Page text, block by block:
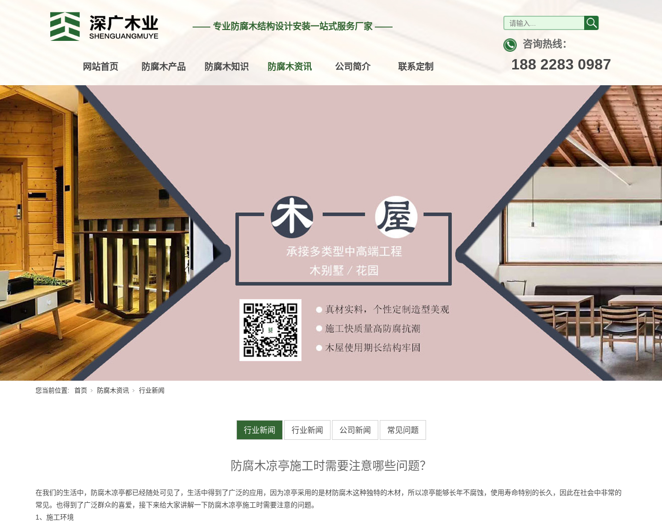
—— 专业防腐木结构设计安装一站式服务厂家 ——
网站首页 防腐木产品 防腐木知识 防腐木资讯 公司简介 联系定制
咨询热线：
188 2283 0987
您当前位置: 首页 防腐木资讯 行业新闻
行业新闻 行业新闻 公司新闻 常见问题
防腐木凉亭施工时需要注意哪些问题？
在我们的生活中，防腐木凉亭都已经随处可见了，生活中得到了广泛的应用，因为凉亭采用的是材防腐木这种独特的木材，所以凉亭能够长年不腐蚀，使用寿命特别的长久，因此在社会中非常的
常见。也得到了广泛群众的喜爱，接下来给大家讲解一下防腐木凉亭施工时需要注意的问题。
1、施工环境